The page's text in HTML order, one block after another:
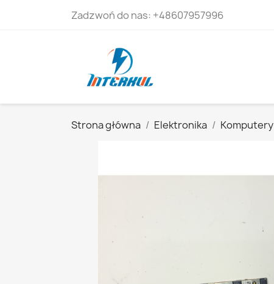
Zadzwoń do nas: +48607957996
Strona główna Elektronika Komputery